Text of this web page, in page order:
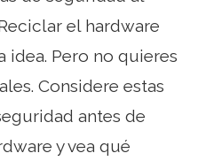
el hardware
idea. Pero no quieres
Considere estas
antes de
y vea qué